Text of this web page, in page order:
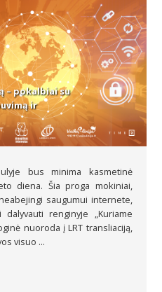
– pokalbiai su
ir
bus minima kasmetinė
diena. Šia proga mokiniai,
saugumui internete,
renginyje „Kuriame
nuoroda į LRT transliaciją,
visuo ...